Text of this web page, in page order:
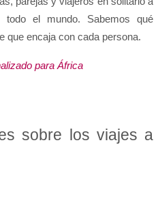
el mundo. Sabemos qué
que encaja con cada persona.
para África
sobre los viajes a